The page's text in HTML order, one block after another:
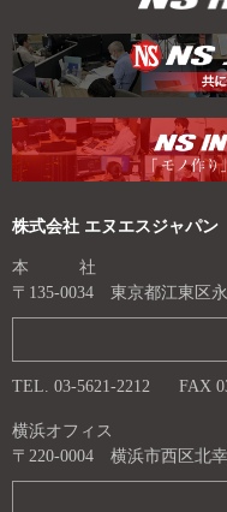
株式会社 エヌエスジャパン
本 社
〒135-0034 東京都江東区
TEL. 03-5621-2212 FAX
横浜オフィス
〒220-0004 横浜市西区北